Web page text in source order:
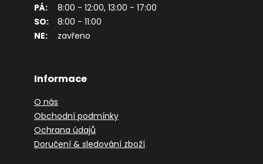
PÁ:
8:00 - 12:00, 13:00 - 17:00
SO:
8:00 - 11:00
NE:
zavřeno
Informace
O nás
Obchodní podmínky
Ochrana údajů
Doručení & sledování zboží